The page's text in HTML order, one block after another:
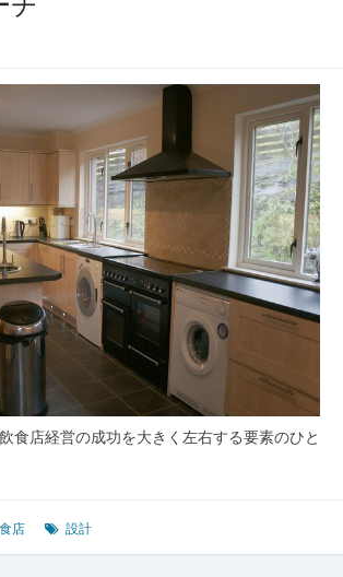
食店経営の成功を大きく左右する要素のひと
店 設計